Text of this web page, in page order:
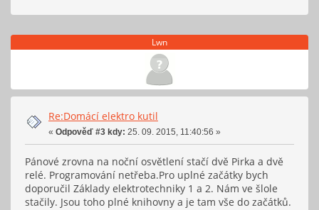
Lwn
Re:Domácí elektro kutil
« Odpověď #3 kdy: 25. 09. 2015, 11:40:56 »
Pánové zrovna na noční osvětlení stačí dvě Pirka a dvě
relé. Programování netřeba.Pro uplné začátky bych
doporučil Základy elektrotechniky 1 a 2. Nám ve šlole
stačily. Jsou toho plné knihovny a je tam vše do začátků.